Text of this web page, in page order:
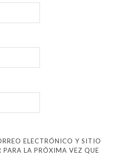
ELECTRÓNICO Y SITIO
PARA LA PRÓXIMA VEZ QUE